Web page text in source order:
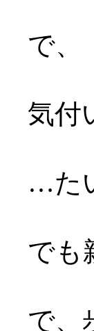
で、
気付
…た
でも
で、